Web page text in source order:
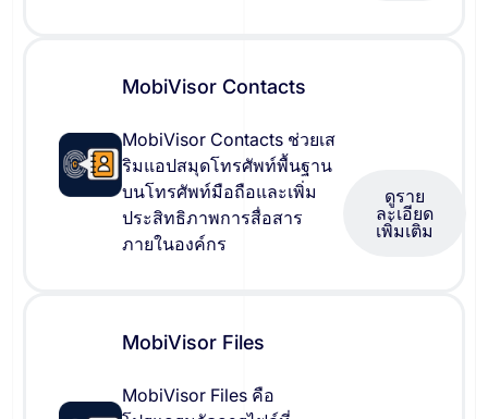
MobiVisor Contacts
MobiVisor Contacts ช่วยเส
ริมแอปสมุดโทรศัพท์พื้นฐาน
บนโทรศัพท์มือถือและเพิ่ม
ประสิทธิภาพการสื่อสาร
ภายในองค์กร
ดูราย
ละเอียด
เพิ่มเติม
MobiVisor Files
MobiVisor Files คือ